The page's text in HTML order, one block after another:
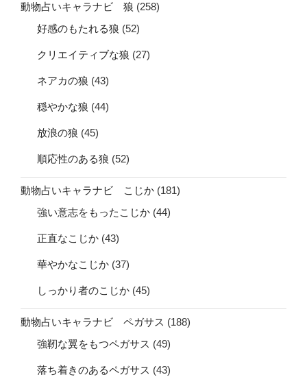
動物占いキャラナビ 狼 (258)
好感のもたれる狼 (52)
クリエイティブな狼 (27)
ネアカの狼 (43)
穏やかな狼 (44)
放浪の狼 (45)
順応性のある狼 (52)
動物占いキャラナビ こじか (181)
強い意志をもったこじか (44)
正直なこじか (43)
華やかなこじか (37)
しっかり者のこじか (45)
動物占いキャラナビ ペガサス (188)
強靭な翼をもつペガサス (49)
落ち着きのあるペガサス (43)